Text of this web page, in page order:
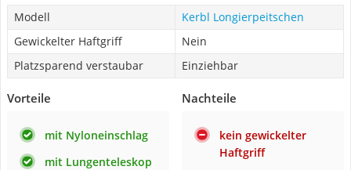
Modell
Kerbl Longierpeitschen
Gewickelter Haftgriff
Nein
Platzsparend verstaubar
Einziehbar
Vorteile
mit Nyloneinschlag
mit Lungenteleskop
Nachteile
kein gewickelter
Haftgriff